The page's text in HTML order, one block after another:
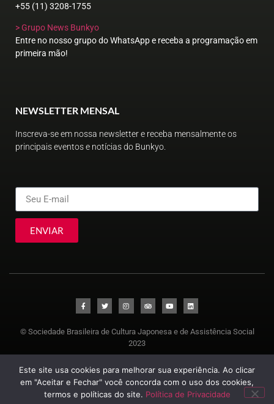
+55 (11) 3208-1755
> Grupo News Bunkyo
Entre no nosso grupo do WhatsApp e receba a programação em
primeira mão!
NEWSLETTER MENSAL
Inscreva-se em nossa newsletter e receba mensalmente os
principais eventos e notícias do Bunkyo.
ENVIAR
© Sociedade Brasileira de Cultura Japonesa e de Assistência Social
2023
Este site usa cookies para melhorar sua experiência. Ao clicar
em "Aceitar e Fechar" você concorda com o uso dos cookies,
termos e políticas do site. Política de Privacidade